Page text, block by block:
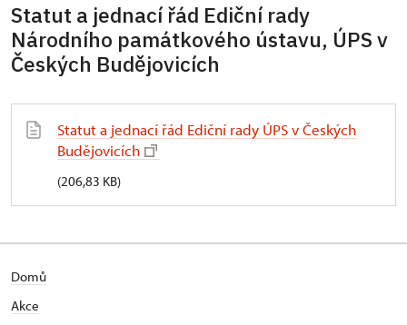
Statut a jednací řád Ediční rady
Národního památkového ústavu, ÚPS v
Českých Budějovicích
Statut a jednací řád Ediční rady ÚPS v Českých
Budějovicích
(206,83 KB)
Domů
Akce